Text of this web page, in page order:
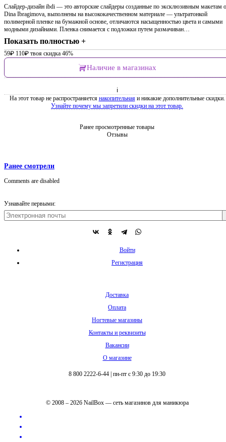
Слайдер-дизайн ibdi — это авторские слайдеры созданные по эксклюзивным макетам
Dina Ibragimova, выполнены на высококачественном материале — ультратонкой
полимерной пленке на бумажной основе, отличаются насыщенностью цвета и самыми
модными дизайнами. Пленка снимается с подложки путем размачиван…
Показать полностью +
59₽ 110₽ твоя скидка 46%
Наличие в магазинах
ℹ
На этот товар не распространяется накопительнаяи никакие дополнительные скидки.
Узнайте почему мы запретили скидки на этот товар.
Ранее просмотренные товары
Отзывы
Ранее смотрели
Comments are disabled
Узнавайте первыми:
Войти
Регистрация
Доставка
Оплата
Ногтевые магазины
Контакты и реквизиты
Вакансии
О магазине
8 800 2222-6-44 пн-пт с 9:30 до 19:30
© 2008 – 2026 NailBox — сеть магазинов для маникюра